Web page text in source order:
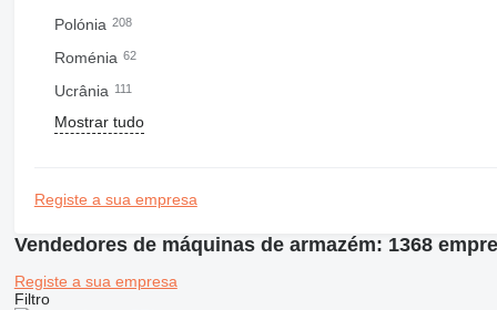
Polónia 208
Roménia 62
Ucrânia 111
Mostrar tudo
Registe a sua empresa
Vendedores de máquinas de armazém: 1368
Registe a sua empresa
Filtro